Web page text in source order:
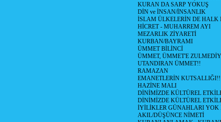
KURAN DA SARP YOKUŞ
DİN ve İNSAN/İNSANLIK
İSLAM ÜLKELERİN DE
HİCRET - MUHARREM AYI
MEZARLIK ZİYARETİ
KURBAN/BAYRAMI
ÜMMET BİLİNCİ
ÜMMET, ÜMMET'E
UTANDIRAN ÜMMET!!
RAMAZAN
EMANETLERİN KUTSALLIĞI!!
HAZİNE MALI
DİNİMİZDE KÜLTÜREL
DİNİMİZDE KÜLTÜREL
İYİLİKLER GÜNAHLARI YOK
AKIL/DÜŞÜNCE NİMETİ